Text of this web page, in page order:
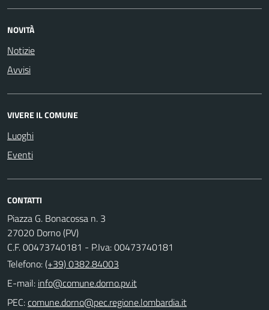
NOVITÀ
Notizie
Avvisi
VIVERE IL COMUNE
Luoghi
Eventi
CONTATTI
Piazza G. Bonacossa n. 3
27020 Dorno (PV)
C.F. 00473740181 - P.Iva: 00473740181
Telefono:(+39) 0382.84003
E-mail:
PEC: